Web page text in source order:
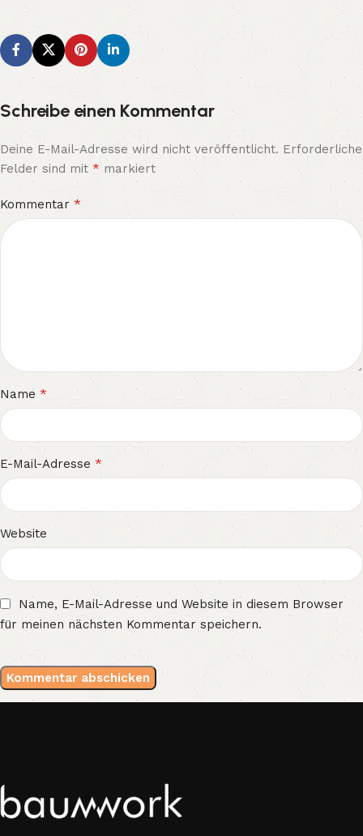
Schreibe einen Kommentar
Deine E-Mail-Adresse wird nicht veröffentlicht. Erforderliche
Felder sind mit * markiert
Kommentar *
Name *
E-Mail-Adresse *
Website
Name, E-Mail-Adresse und Website in diesem Browser
für meinen nächsten Kommentar speichern.